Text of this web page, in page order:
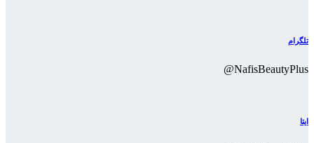
تلگرام
NafisBeautyPlus@
ایتا